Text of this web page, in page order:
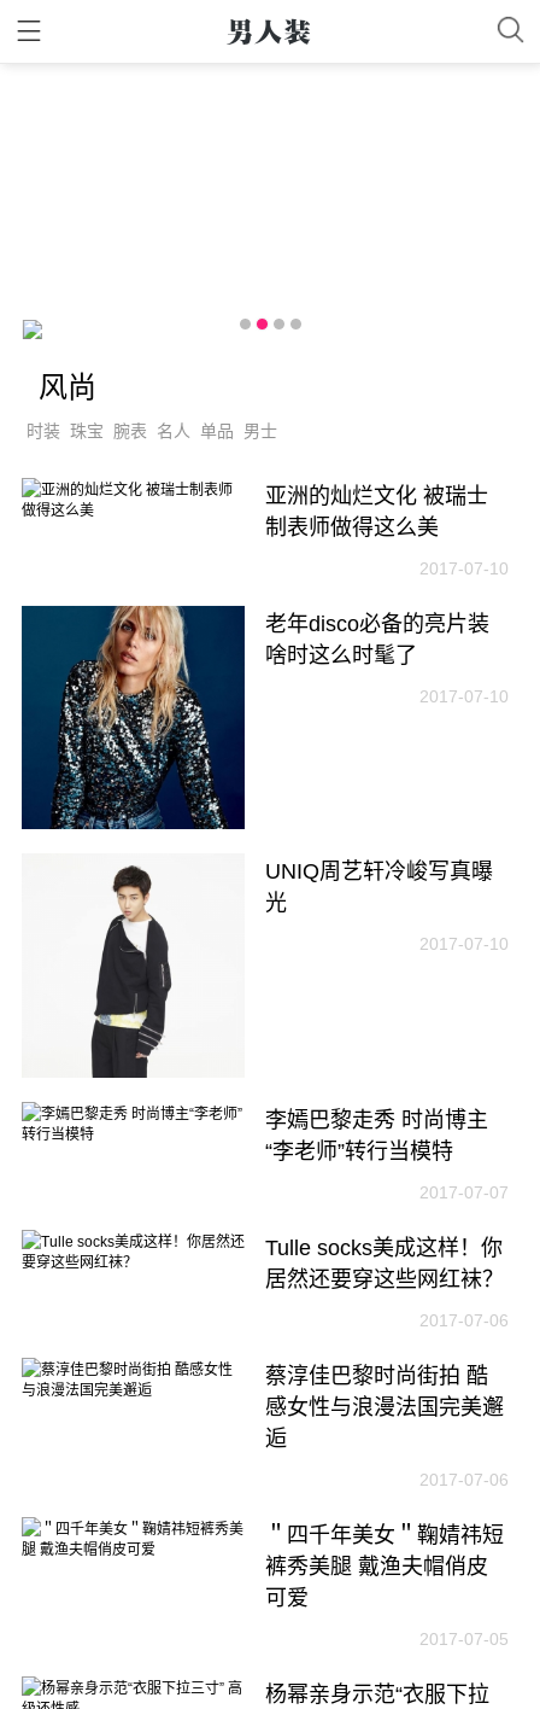
水原希子俏皮对话80年代 糖果色闪耀复古潮流
风尚
时装 珠宝 腕表 名人 单品 男士
亚洲的灿烂文化 被瑞士
制表师做得这么美
2017-07-10
老年disco必备的亮片装
啥时这么时髦了
2017-07-10
UNIQ周艺轩冷峻写真曝
光
2017-07-10
李嫣巴黎走秀 时尚博主
“李老师”转行当模特
2017-07-07
Tulle socks美成这样！你
居然还要穿这些网红袜？
2017-07-06
蔡淳佳巴黎时尚街拍 酷
感女性与浪漫法国完美邂
逅
2017-07-06
＂四千年美女＂鞠婧祎短
裤秀美腿 戴渔夫帽俏皮
可爱
2017-07-05
杨幂亲身示范“衣服下拉